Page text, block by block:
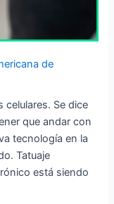
de
celulares. Se dice
que andar con
tecnología en la
Tatuaje
está siendo